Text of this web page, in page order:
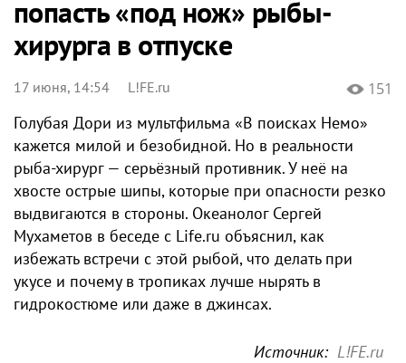
попасть «под нож» рыбы-
хирурга в отпуске
17 июня, 14:54 L!FE.ru 151
Голубая Дори из мультфильма «В поисках Немо»
кажется милой и безобидной. Но в реальности
рыба-хирург — серьёзный противник. У неё на
хвосте острые шипы, которые при опасности резко
выдвигаются в стороны. Океанолог Сергей
Мухаметов в беседе с Life.ru объяснил, как
избежать встречи с этой рыбой, что делать при
укусе и почему в тропиках лучше нырять в
гидрокостюме или даже в джинсах.
Источник: L!FE.ru